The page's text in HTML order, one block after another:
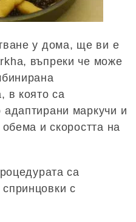
у дома, ще ви е
въпреки че може
в която са
адаптирани маркучи и
и скоростта на
са
с